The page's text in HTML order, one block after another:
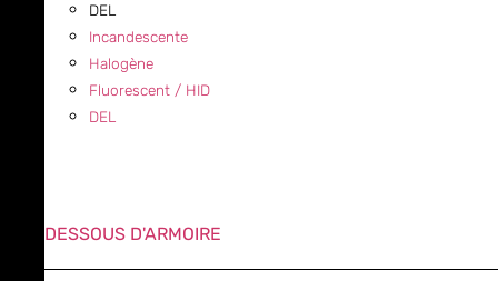
DEL
Incandescente
Halogène
Fluorescent / HID
DEL
DESSOUS D'ARMOIRE